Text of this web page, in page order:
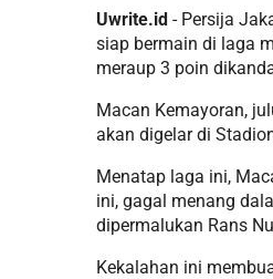
Uwrite.id - Persija
siap bermain di laga
meraup 3 poin
Macan Kemayoran,
akan digelar di
Menatap laga ini,
ini, gagal menang
dipermalukan Rans
Kekalahan ini